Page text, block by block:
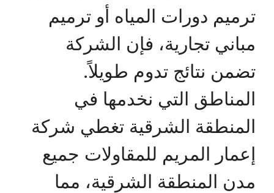
ترميم دورات المياه أو ترميم
مباني تجارية، فإن الشركة
تضمن نتائج تدوم طويلاً.
المناطق التي نخدمها في
المنطقة الشرقية تغطي شركة
إعمار المريم للمقاولات جميع
مدن المنطقة الشرقية، مما